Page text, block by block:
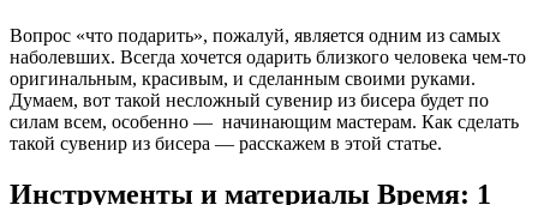
Вопрос «что подарить», пожалуй, является одним из самых
наболевших. Всегда хочется одарить близкого человека чем-то
оригинальным, красивым, и сделанным своими руками.
Думаем, вот такой несложный сувенир из бисера будет по
силам всем, особенно — начинающим мастерам. Как сделать
такой сувенир из бисера — расскажем в этой статье.
Инструменты и материалы Время: 1